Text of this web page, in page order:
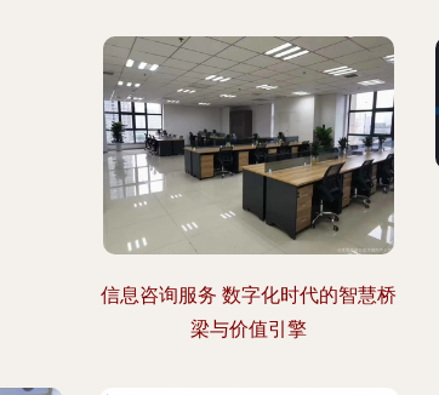
信息咨询服务 数字化时代的智慧桥
梁与价值引擎